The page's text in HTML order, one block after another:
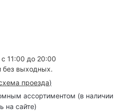
11:00 до 20:00
без выходных.
проезда)
ассортиментом (в наличии
на сайте)